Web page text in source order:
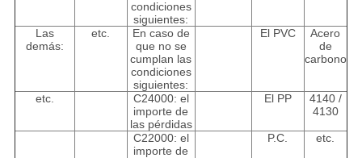
condiciones
siguientes:
Las
demás:
etc.
En caso de
que no se
cumplan las
condiciones
siguientes:
El PVC
Acero
de
carbono
etc.
C24000: el
importe de
las pérdidas
El PP
4140 /
4130
C22000: el
importe de
P.C. etc.